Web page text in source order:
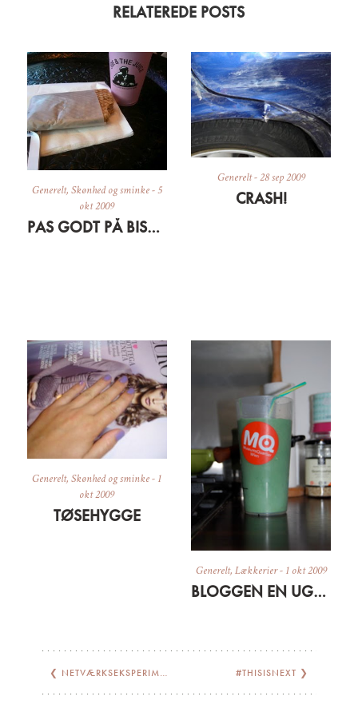
RELATEREDE POSTS
Generelt, Skønhed og sminke-5
okt 2009
PAS GODT PÅ BISSERNE OG HUDEN
Generelt-28 sep 2009
CRASH!
Generelt,Skønhed og sminke- 1
okt 2009
TØSEHYGGE
Generelt, Lækkerier- 1 okt 2009
BLOGGEN EN UGE GAMMEL + GRØN MORGENMAD
❮ NETVÆRKSEKSPERIMENTET #THISISNEXT ❯